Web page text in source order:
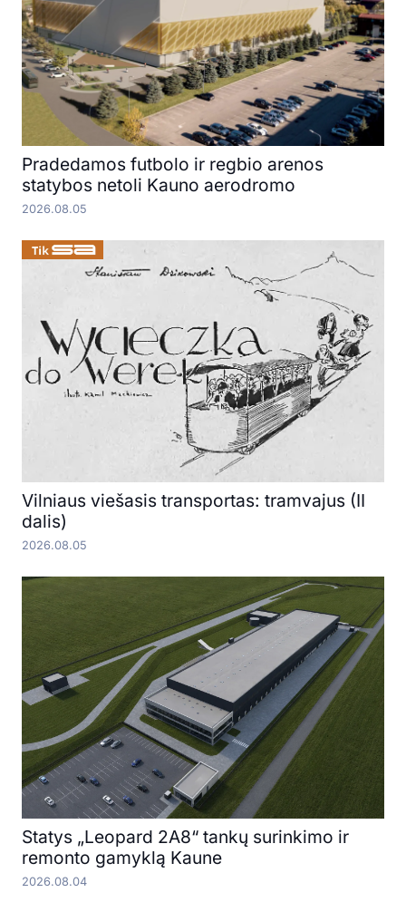
Pradedamos futbolo ir regbio arenos
statybos netoli Kauno aerodromo
2026.08.05
Vilniaus viešasis transportas: tramvajus (II
dalis)
2026.08.05
Statys „Leopard 2A8“ tankų surinkimo ir
remonto gamyklą Kaune
2026.08.04